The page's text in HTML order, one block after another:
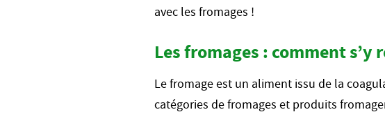
avec les fromages !
Les fromages : comment s’y
Le fromage est un aliment issu de la
catégories de fromages et produits